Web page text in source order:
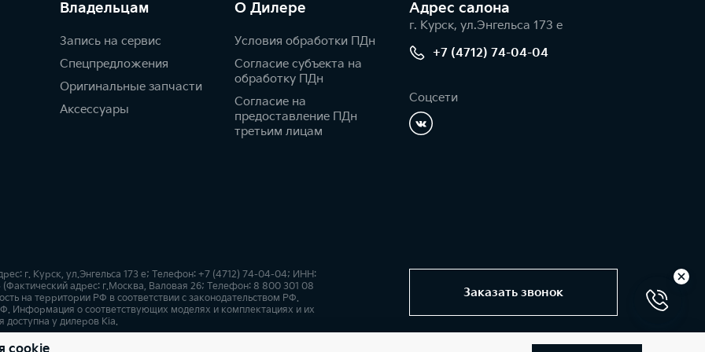
Владельцам
Запись на сервис
Спецпредложения
Оригинальные запчасти
Аксессуары
О Дилере
Условия обработки ПДн
Согласие субъекта на
обработку ПДн
Согласие на
предоставление ПДн
третьим лицам
Адрес салонa
г. Курск, ул.Энгельса 173 е
+7 (4712) 74-04-04
Соцсети
Заказать звонок
г. Курск, ул.Энгельса 173 е; Телефон: +7 (4712) 74-04-04; ИНН:
адрес: г.Москва, Валовая 26; Телефон: 8 800 301 08
на территории РФ в соответствии с законодательством РФ.
Информация о соответствующих моделях и комплектациях и их
у дилеров Kia.
Карта сайта
cookie